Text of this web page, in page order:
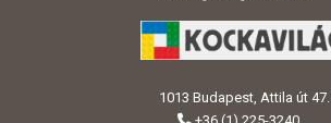
1013 Budapest, Attila út 47.